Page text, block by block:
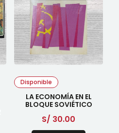
Disponible
LA ECONOMÍA EN EL
BLOQUE SOVIÉTICO
S/ 30.00